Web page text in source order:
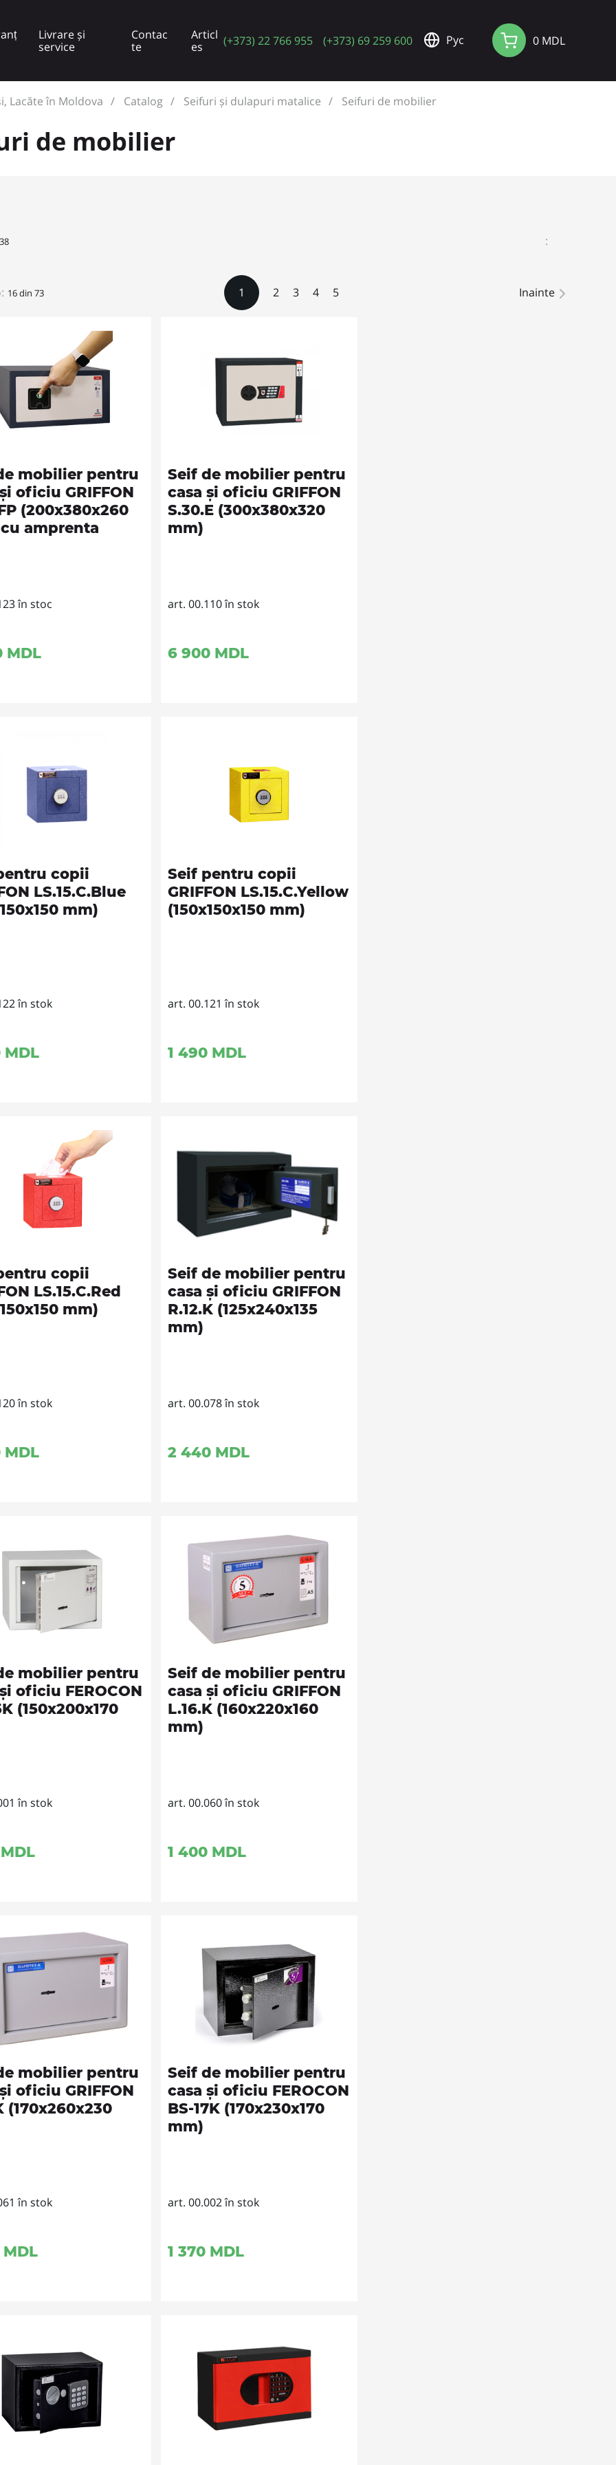
Livrare și
service
Contac
te
Articl
es
(+373) 22 766 955 (+373) 69 259 600 Pус 0 MDL
Lacăte în Moldova Catalog Seifuri și dulapuri matalice Seifuri de mobilier
de mobilier
38 :
16 din 73 1 2 3 4 5 Inainte
mobilier pentru
oficiu GRIFFON
(200x380x260
amprenta
în stoc
MDL
Seif de mobilier pentru
casa și oficiu GRIFFON
S.30.E (300x380x320
mm)
art. 00.110 în stok
6 900MDL
copii
LS.15.C.Blue
mm)
în stok
MDL
Seif pentru copii
GRIFFON LS.15.C.Yellow
(150x150x150 mm)
art. 00.121 în stok
1 490MDL
copii
LS.15.C.Red
mm)
în stok
MDL
Seif de mobilier pentru
casa și oficiu GRIFFON
R.12.K (125x240x135
mm)
art. 00.078 în stok
2 440MDL
mobilier pentru
oficiu FEROCON
(150x200x170
în stok
Seif de mobilier pentru
casa și oficiu GRIFFON
L.16.K (160x220x160
mm)
art. 00.060 în stok
1 400MDL
mobilier pentru
oficiu GRIFFON
(170x260x230
în stok
Seif de mobilier pentru
casa și oficiu FEROCON
BS-17K (170x230x170
mm)
art. 00.002 în stok
1 370MDL